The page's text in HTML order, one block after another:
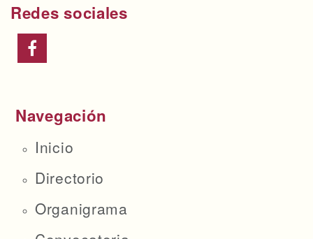
Redes sociales
Navegación
Inicio
Directorio
Organigrama